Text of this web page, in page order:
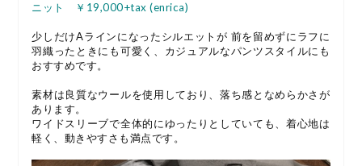
ニット ￥19,000+tax (enrica)
少しだけAラインになったシルエットが 前を留めずにラフに
羽織ったときにも可愛く、カジュアルなパンツスタイルにも
おすすめです。
素材は良質なウールを使用しており、落ち感となめらかさが
あります。
ワイドスリーブで全体的にゆったりとしていても、着心地は
軽く、動きやすさも満点です。